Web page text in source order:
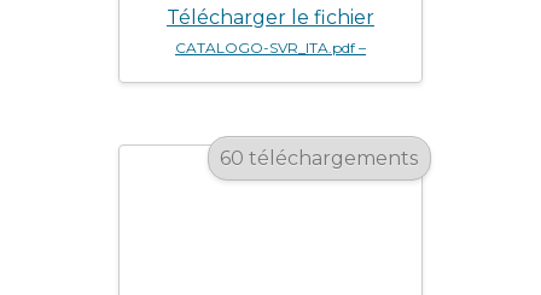
Télécharger le fichier
CATALOGO-SVR_ITA.pdf –
60 téléchargements